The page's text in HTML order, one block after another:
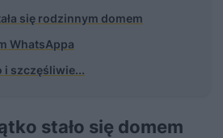
się rodzinnym domem
WhatsAppa
i szczęśliwie...
stało się domem